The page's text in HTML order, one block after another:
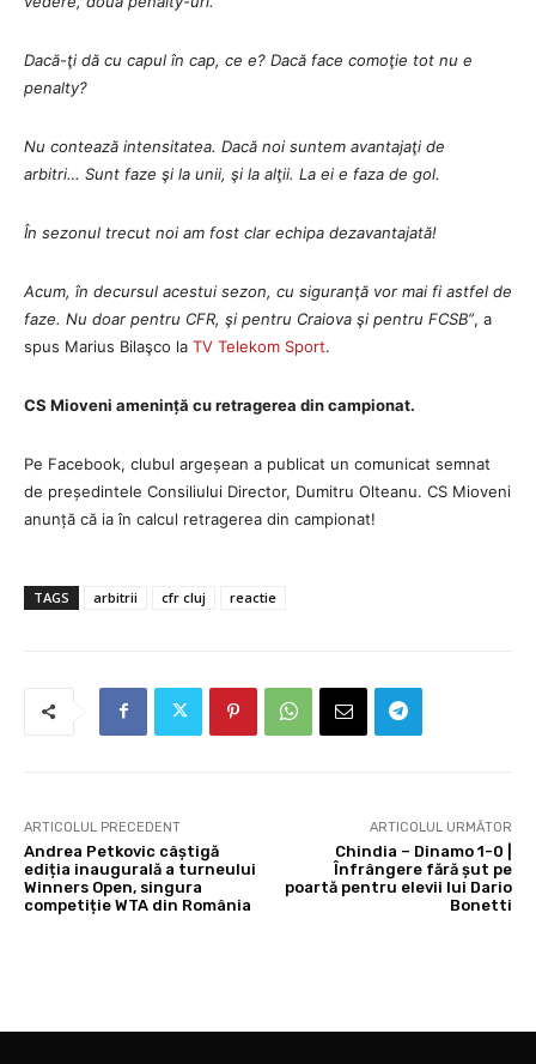
Dacă-ţi dă cu capul în cap, ce e? Dacă face comoţie tot nu e
penalty?
Nu contează intensitatea. Dacă noi suntem avantajaţi de
arbitri… Sunt faze şi la unii, şi la alţii. La ei e faza de gol.
În sezonul trecut noi am fost clar echipa dezavantajată!
Acum, în decursul acestui sezon, cu siguranţă vor mai fi astfel de
faze. Nu doar pentru CFR, şi pentru Craiova şi pentru FCSB”, a
spus Marius Bilaşco la TV Telekom Sport.
CS Mioveni amenință cu retragerea din campionat.
Pe Facebook, clubul argeșean a publicat un comunicat semnat
de președintele Consiliului Director, Dumitru Olteanu. CS Mioveni
anunță că ia în calcul retragerea din campionat!
TAGS arbitrii cfr cluj reactie
ARTICOLUL PRECEDENT
Andrea Petkovic câștigă
ediția inaugurală a turneului
Winners Open, singura
competiție WTA din România
ARTICOLUL URMĂTOR
Chindia – Dinamo 1-0 |
Înfrângere fără șut pe
poartă pentru elevii lui Dario
Bonetti